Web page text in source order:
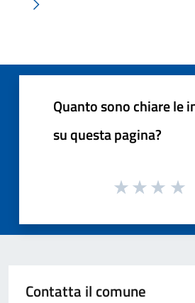
Pagina successiva
Quanto sono chiare le
su questa pagina?
Contatta il comune